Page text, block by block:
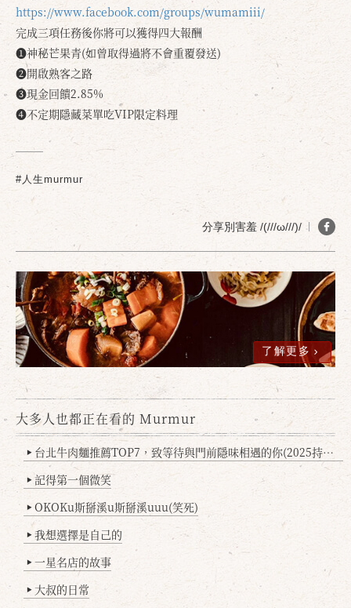
https://www.facebook.com/groups/wumamiii/
完成三項任務後你將可以獲得四大報酬
❶神秘芒果青(如曾取得過將不會重覆發送)
❷開啟熟客之路
❸現金回饋2.85%
❹不定期隱藏菜單吃VIP限定料理
#人生murmur
分享別害羞 /(///ω///)/
了解更多
大多人也都正在看的 Murmur
▶ 台北牛肉麵推薦TOP7，致等待與門前隱味相遇的你(2025持續更新
▶ 記得第一個微笑
▶ OKOKu斯掰溪u斯掰溪uuu(笑死)
▶ 我想選擇是自己的
▶ 一星名店的故事
▶ 大叔的日常